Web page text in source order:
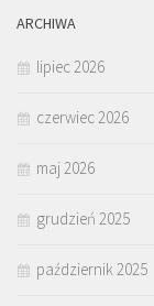
ARCHIWA
lipiec 2026
czerwiec 2026
maj 2026
grudzień 2025
październik 2025